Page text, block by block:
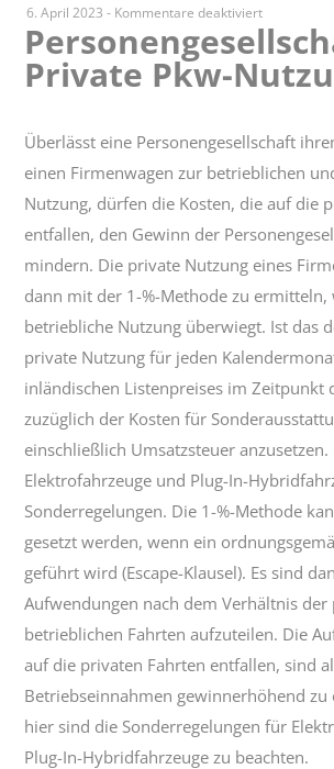
6. April 2023 - Kommentare deaktiviertfür
Private
Pkw-
Private Pkw-
Überlässt eine Personengesellschaft
einen Firmenwagen zur betrieblichen
Nutzung, dürfen die Kosten, die auf die
entfallen, den Gewinn der
mindern. Die private Nutzung eines
dann mit der 1-%-Methode zu ermitteln,
betriebliche Nutzung überwiegt. Ist das
private Nutzung für jeden
inländischen Listenpreises im Zeitpunkt
zuzüglich der Kosten für
einschließlich Umsatzsteuer anzusetzen.
Elektrofahrzeuge und Plug-In-
Sonderregelungen. Die 1-%-Methode
gesetzt werden, wenn ein
geführt wird (Escape-Klausel). Es sind
Aufwendungen nach dem Verhältnis
betrieblichen Fahrten aufzuteilen. Die
auf die privaten Fahrten entfallen, sind
Betriebseinnahmen gewinnerhöhend zu
hier sind die Sonderregelungen für
Plug-In-Hybridfahrzeuge zu beachten.